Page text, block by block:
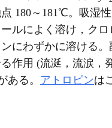
180～181℃。吸湿性
ルによく溶け，クロ
にわずかに溶ける。
作用 (流涎，流涙，
ある。 アトロピンは